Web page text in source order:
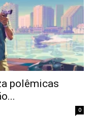
polêmicas
0